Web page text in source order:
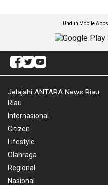
Unduh Mobile
Jelajahi ANTARA News Riau
Riau
Internasional
Citizen
Lifestyle
Olahraga
Regional
Nasional